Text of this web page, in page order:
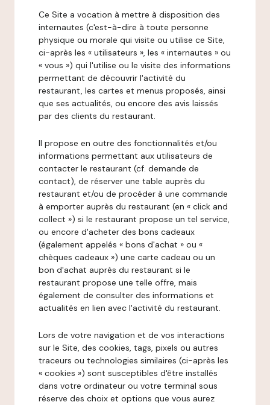
Ce Site a vocation à mettre à disposition des
internautes (c'est-à-dire à toute personne
physique ou morale qui visite ou utilise ce Site,
ci-après les « utilisateurs », les « internautes » ou
« vous ») qui l'utilise ou le visite des informations
permettant de découvrir l'activité du
restaurant, les cartes et menus proposés, ainsi
que ses actualités, ou encore des avis laissés
par des clients du restaurant.
Il propose en outre des fonctionnalités et/ou
informations permettant aux utilisateurs de
contacter le restaurant (cf. demande de
contact), de réserver une table auprès du
restaurant et/ou de procéder à une commande
à emporter auprès du restaurant (en « click and
collect ») si le restaurant propose un tel service,
ou encore d'acheter des bons cadeaux
(également appelés « bons d'achat » ou «
chèques cadeaux ») une carte cadeau ou un
bon d'achat auprès du restaurant si le
restaurant propose une telle offre, mais
également de consulter des informations et
actualités en lien avec l'activité du restaurant.
Lors de votre navigation et de vos interactions
sur le Site, des cookies, tags, pixels ou autres
traceurs ou technologies similaires (ci-après les
« cookies ») sont susceptibles d'être installés
dans votre ordinateur ou votre terminal sous
réserve des choix et options que vous aurez